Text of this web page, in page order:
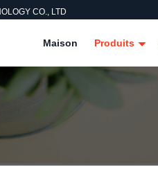
CO., LTD
Maison Produits